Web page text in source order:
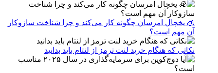
🧊 یخچال امرسان چگونه کار می‌کند و چرا شناخت سازوکار
آن مهم است؟
نکاتی که هنگام خرید لنت ترمز از لنتام باید بدانید